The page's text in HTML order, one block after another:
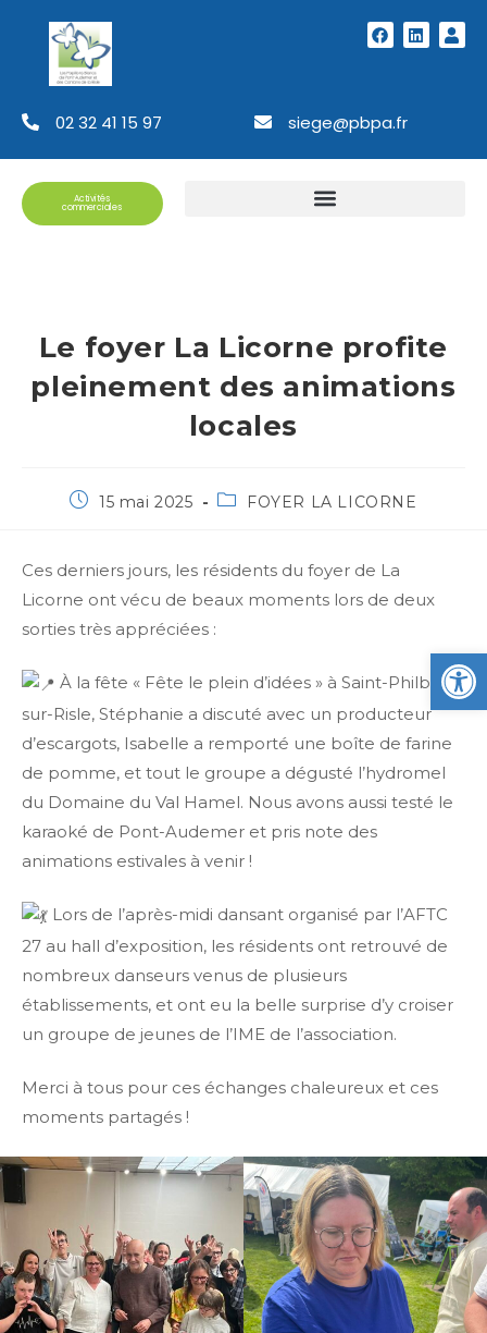
02 32 41 15 97 siege@pbpa.fr
Activités
commerciales
Le foyer La Licorne profite
pleinement des animations
locales
15 mai 2025 FOYER LA LICORNE
Ces derniers jours, les résidents du foyer de La
Licorne ont vécu de beaux moments lors de deux
sorties très appréciées :
À la fête « Fête le plein d’idées » à Saint-Philbert-
sur-Risle, Stéphanie a discuté avec un producteur
d’escargots, Isabelle a remporté une boîte de farine
de pomme, et tout le groupe a dégusté l’hydromel
du Domaine du Val Hamel. Nous avons aussi testé le
karaoké de Pont-Audemer et pris note des
animations estivales à venir !
Lors de l’après-midi dansant organisé par l’AFTC
27 au hall d’exposition, les résidents ont retrouvé de
nombreux danseurs venus de plusieurs
établissements, et ont eu la belle surprise d’y croiser
un groupe de jeunes de l’IME de l’association.
Merci à tous pour ces échanges chaleureux et ces
moments partagés !